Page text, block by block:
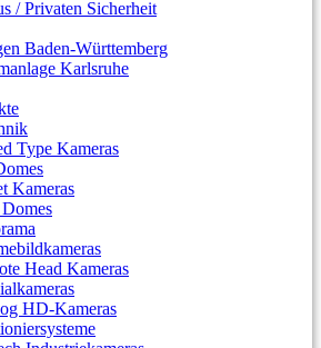
/ Privaten Sicherheit
Baden-Württemberg
Karlsruhe
Type Kameras
Kameras
Head Kameras
HD-Kameras